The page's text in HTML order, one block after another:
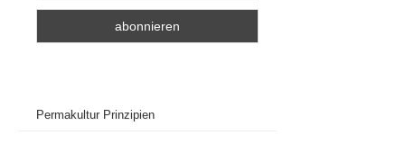
Permakultur Prinzipien